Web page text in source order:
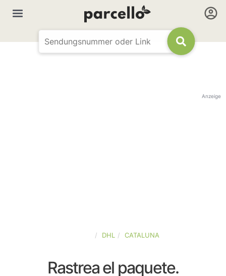
Anzeige
DHL CATALUNA
Rastrea el paquete.